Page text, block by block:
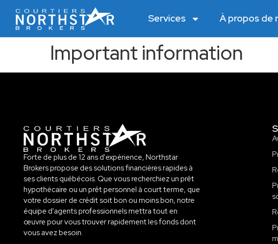
Services À propos de
Important information
Forte de plus de 12 ans d'expérience, Northstar
Brokers propose des solutions financières rapides à
ses clients québécois. Que vous recherchiez un prêt
hypothécaire ou un prêt personnel à court terme, que
votre dossier de crédit soit bon ou moins bon, notre
équipe d'agents professionnels mettra tout en
œuvre pour vous trouver rapidement les fonds dont
vous avez besoin.